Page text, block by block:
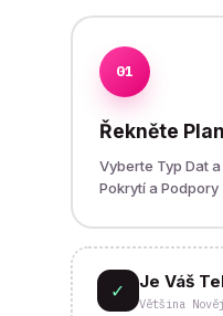
01
Řekněte
Vyberte Typ Dat
Pokrytí a Podpory
✓ Je Váš
Většina